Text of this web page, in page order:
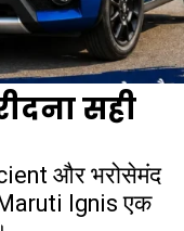
सही
और भरोसेमंद
Ignis एक